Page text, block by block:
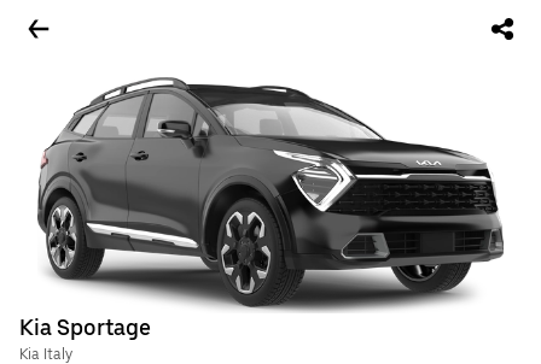
Kia Sportage
Kia Italy